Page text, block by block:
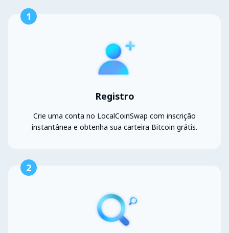
1
Registro
Crie uma conta no LocalCoinSwap com inscrição
instantânea e obtenha sua carteira Bitcoin grátis.
2